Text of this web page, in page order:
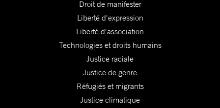
Droit de manifester
Liberté d'expression
Liberté d'association
Technologies et droits humains
Justice raciale
Justice de genre
Réfugiés et migrants
Justice climatique